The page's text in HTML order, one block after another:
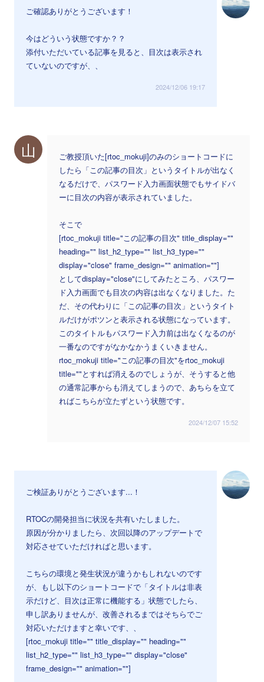
ご確認ありがとうございます！
今はどういう状態ですか？？
添付いただいている記事を見ると、目次は表示され
ていないのですが、、
2024/12/06 19:17
山
ご教授頂いた[rtoc_mokuji]のみのショートコードに
したら「この記事の目次」というタイトルが出なく
なるだけで、パスワード入力画面状態でもサイドバ
ーに目次の内容が表示されていました。
そこで
[rtoc_mokuji title="この記事の目次" title_display=""
heading="" list_h2_type="" list_h3_type=""
display="close" frame_design="" animation=""]
としてdisplay="close"にしてみたところ、パスワー
ド入力画面でも目次の内容は出なくなりました。た
だ、その代わりに「この記事の目次」というタイト
ルだけがポツンと表示される状態になっています。
このタイトルもパスワード入力前は出なくなるのが
一番なのですがなかなかうまくいきません。
rtoc_mokuji title="この記事の目次"をrtoc_mokuji
title=""とすれば消えるのでしょうが、そうすると他
の通常記事からも消えてしまうので、あちらを立て
ればこちらが立たずという状態です。
2024/12/07 15:52
ご検証ありがとうございます...！
RTOCの開発担当に状況を共有いたしました。
原因が分かりましたら、次回以降のアップデートで
対応させていただければと思います。
こちらの環境と発生状況が違うかもしれないのです
が、もし以下のショートコードで「タイトルは非表
示だけど、目次は正常に機能する」状態でしたら、
申し訳ありませんが、改善されるまではそちらでご
対応いただけますと幸いです、、
[rtoc_mokuji title="" title_display="" heading=""
list_h2_type="" list_h3_type="" display="close"
frame_design="" animation=""]